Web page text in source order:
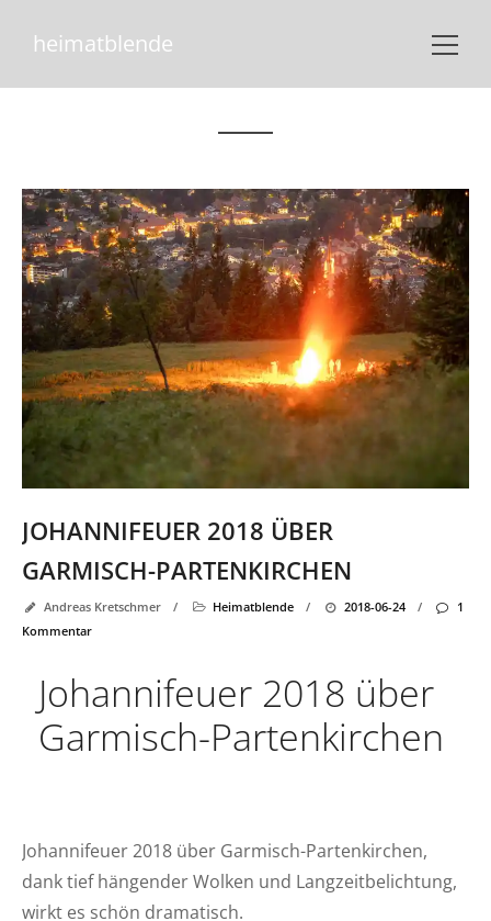
heimatblende
JOHANNIFEUER 2018 ÜBER
GARMISCH-PARTENKIRCHEN
Andreas Kretschmer / Heimatblende / 2018-06-24 /
1
Kommentar
Johannifeuer 2018 über
Garmisch-Partenkirchen
Johannifeuer 2018 über Garmisch-Partenkirchen,
dank tief hängender Wolken und Langzeitbelichtung,
wirkt es schön dramatisch.